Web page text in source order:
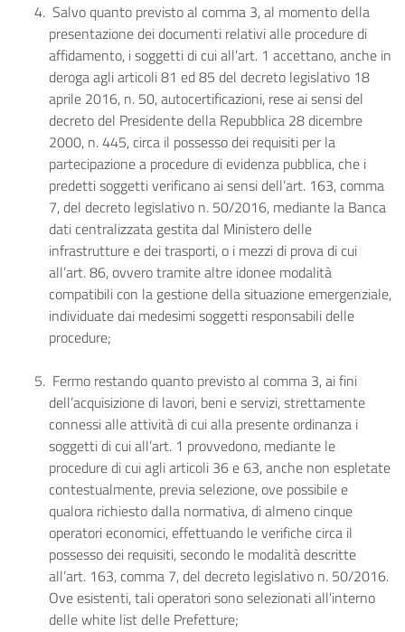
Salvo quanto previsto al comma 3, al momento della
presentazione dei documenti relativi alle procedure di
affidamento, i soggetti di cui all’art. 1 accettano, anche in
deroga agli articoli 81 ed 85 del decreto legislativo 18
aprile 2016, n. 50, autocertificazioni, rese ai sensi del
decreto del Presidente della Repubblica 28 dicembre
2000, n. 445, circa il possesso dei requisiti per la
partecipazione a procedure di evidenza pubblica, che i
predetti soggetti verificano ai sensi dell’art. 163, comma
7, del decreto legislativo n. 50/2016, mediante la Banca
dati centralizzata gestita dal Ministero delle
infrastrutture e dei trasporti, o i mezzi di prova di cui
all’art. 86, ovvero tramite altre idonee modalità
compatibili con la gestione della situazione emergenziale,
individuate dai medesimi soggetti responsabili delle
procedure;
Fermo restando quanto previsto al comma 3, ai fini
dell’acquisizione di lavori, beni e servizi, strettamente
connessi alle attività di cui alla presente ordinanza i
soggetti di cui all’art. 1 provvedono, mediante le
procedure di cui agli articoli 36 e 63, anche non espletate
contestualmente, previa selezione, ove possibile e
qualora richiesto dalla normativa, di almeno cinque
operatori economici, effettuando le verifiche circa il
possesso dei requisiti, secondo le modalità descritte
all’art. 163, comma 7, del decreto legislativo n. 50/2016.
Ove esistenti, tali operatori sono selezionati all’interno
delle white list delle Prefetture;